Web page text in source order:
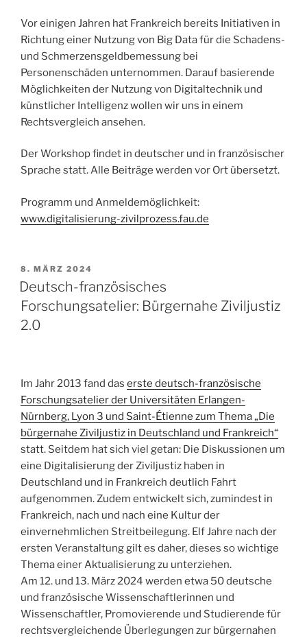
Vor einigen Jahren hat Frankreich bereits Initiativen in
Richtung einer Nutzung von Big Data für die Schadens-
und Schmerzensgeldbemessung bei
Personenschäden unternommen. Darauf basierende
Möglichkeiten der Nutzung von Digitaltechnik und
künstlicher Intelligenz wollen wir uns in einem
Rechtsvergleich ansehen.
Der Workshop findet in deutscher und in französischer
Sprache statt. Alle Beiträge werden vor Ort übersetzt.
Programm und Anmeldemöglichkeit:
www.digitalisierung-zivilprozess.fau.de
VERÖFFENTLICHT
AM
8. MÄRZ 2024
Deutsch-französisches
Forschungsatelier: Bürgernahe Ziviljustiz
2.0
Im Jahr 2013 fand das erste deutsch-französische
Forschungsatelier der Universitäten Erlangen-
Nürnberg, Lyon 3 und Saint-Étienne zum Thema „Die
bürgernahe Ziviljustiz in Deutschland und Frankreich“
statt. Seitdem hat sich viel getan: Die Diskussionen um
eine Digitalisierung der Ziviljustiz haben in
Deutschland und in Frankreich deutlich Fahrt
aufgenommen. Zudem entwickelt sich, zumindest in
Frankreich, nach und nach eine Kultur der
einvernehmlichen Streitbeilegung. Elf Jahre nach der
ersten Veranstaltung gilt es daher, dieses so wichtige
Thema einer Aktualisierung zu unterziehen.
Am 12. und 13. März 2024 werden etwa 50 deutsche
und französische Wissenschaftlerinnen und
Wissenschaftler, Promovierende und Studierende für
rechtsvergleichende Überlegungen zur bürgernahen